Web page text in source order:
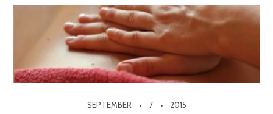
SEPTEMBER 7 2015